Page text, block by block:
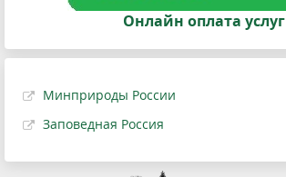
Онлайн оплата услуг
Минприроды России
Заповедная Россия